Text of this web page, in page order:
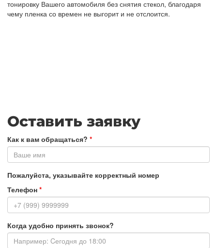
тонировку Вашего автомобиля без снятия стекол, благодаря
чему пленка со времен не выгорит и не отслоится.
Оставить заявку
Как к вам обращаться? *
Пожалуйста, указывайте корректный номер
Телефон *
Когда удобно принять звонок?